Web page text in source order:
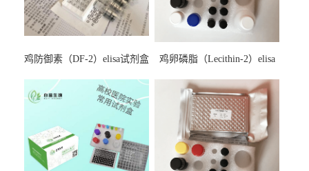
鸡防御素（DF-2）elisa试剂盒
鸡卵磷脂（Lecithin-2）elisa